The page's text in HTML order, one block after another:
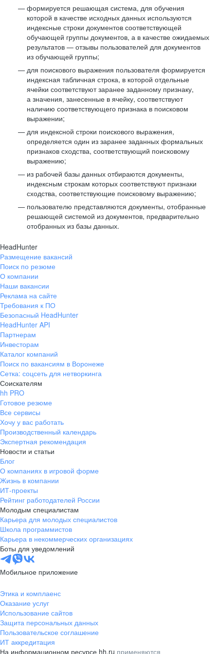
формируется решающая система, для обучения
которой в качестве исходных данных используются
индексные строки документов соответствующей
обучающей группы документов, а в качестве ожидаемых
результатов — отзывы пользователей для документов
из обучающей группы;
для поискового выражения пользователя формируется
индексная табличная строка, в которой отдельные
ячейки соответствуют заранее заданному признаку,
а значения, занесенные в ячейку, соответствуют
наличию соответствующего признака в поисковом
выражении;
для индексной строки поискового выражения,
определяется один из заранее заданных формальных
признаков сходства, соответствующий поисковому
выражению;
из рабочей базы данных отбираются документы,
индексным строкам которых соответствуют признаки
сходства, соответствующие поисковому выражению;
пользователю представляются документы, отобранные
решающей системой из документов, предварительно
отобранных из базы данных.
HeadHunter
Размещение вакансий
Поиск по резюме
О компании
Наши вакансии
Реклама на сайте
Требования к ПО
Безопасный HeadHunter
HeadHunter API
Партнерам
Инвесторам
Каталог компаний
Поиск по вакансиям в Воронеже
Сетка: соцсеть для нетворкинга
Соискателям
hh PRO
Готовое резюме
Все сервисы
Хочу у вас работать
Производственный календарь
Экспертная рекомендация
Новости и статьи
Блог
О компаниях в игровой форме
Жизнь в компании
ИТ-проекты
Рейтинг работодателей России
Молодым специалистам
Карьера для молодых специалистов
Школа программистов
Карьера в некоммерческих организациях
Боты для уведомлений
Мобильное приложение
Этика и комплаенс
Оказание услуг
Использование сайтов
Защита персональных данных
Пользовательское соглашение
ИТ аккредитация
На информационном ресурсе hh.ru применяются